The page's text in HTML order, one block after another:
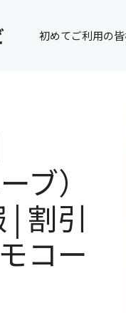
初めてご利用の
ブ）
割引
コー